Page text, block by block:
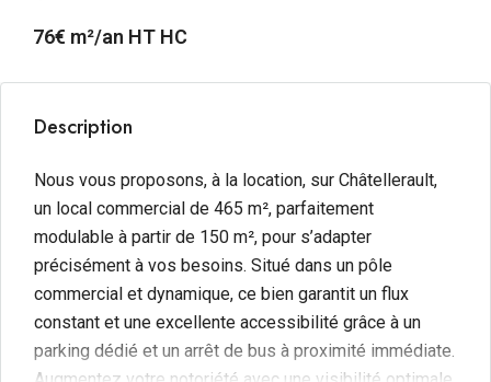
76€ m²/an HT HC
Description
Nous vous proposons, à la location, sur Châtellerault,
un local commercial de 465 m², parfaitement
modulable à partir de 150 m², pour s’adapter
précisément à vos besoins. Situé dans un pôle
commercial et dynamique, ce bien garantit un flux
constant et une excellente accessibilité grâce à un
parking dédié et un arrêt de bus à proximité immédiate.